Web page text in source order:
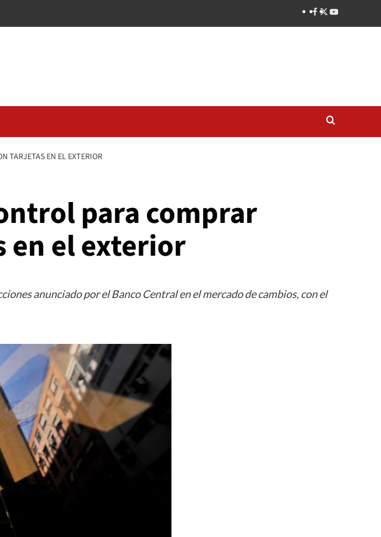
TARJETAS EN EL EXTERIOR
para comprar
en el exterior
anunciado por el Banco Central en el mercado de cambios, con el